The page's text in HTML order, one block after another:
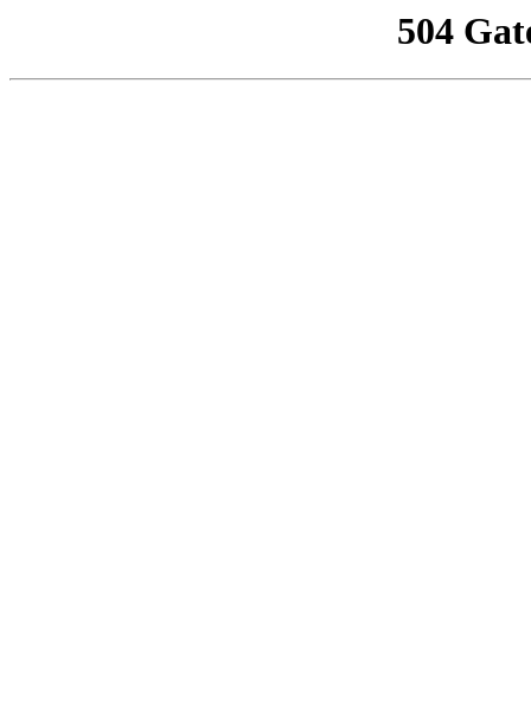
504